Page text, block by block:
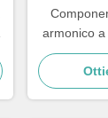
armonico a